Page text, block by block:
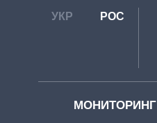
УКР РОС
МОНИТОРИНГ